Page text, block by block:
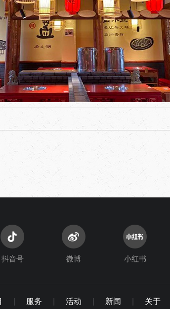
抖音号 微博 小红书
服务 活动 新闻 关于